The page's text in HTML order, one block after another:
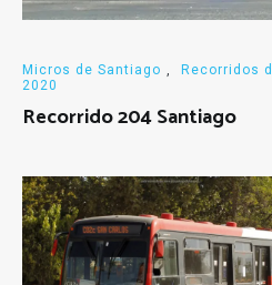
Micros de Santiago , Recorridos
2020
Recorrido 204 Santiago